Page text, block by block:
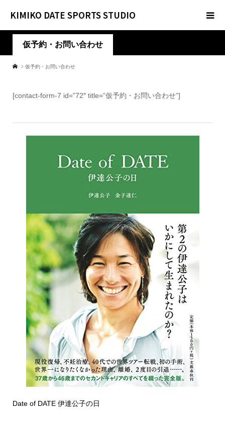
KIMIKO DATE SPORTS STUDIO
仮予約・お問い合わせ
仮予約・お問い合わせ
[contact-form-7 id=”72″ title=”仮予約・お問い合わせ”]
Date of DATE 伊達公子の日